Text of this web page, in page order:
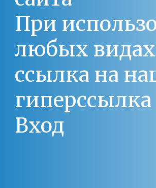
При
любых
ссылка на
Вход